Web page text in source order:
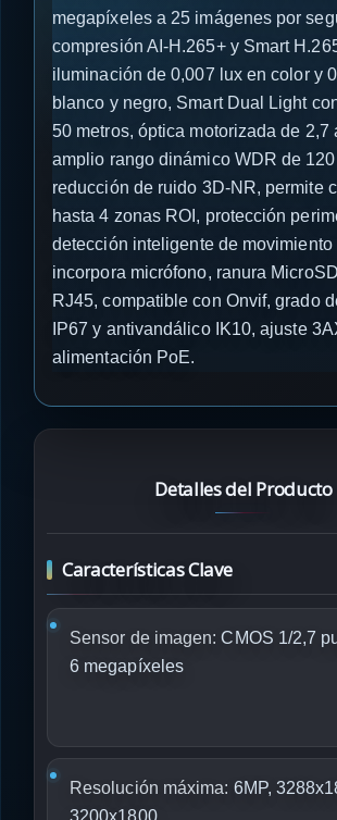
megapíxeles a 25 imágenes por
compresión AI-H.265+ y Smart
iluminación de 0,007 lux en color y
blanco y negro, Smart Dual Light
50 metros, óptica motorizada de 2,7
amplio rango dinámico WDR de
reducción de ruido 3D-NR, permite
hasta 4 zonas ROI, protección
detección inteligente de movimiento
incorpora micrófono, ranura
RJ45, compatible con Onvif, grado
IP67 y antivandálico IK10, ajuste
alimentación PoE.
Detalles del Producto
Características Clave
Sensor de imagen: CMOS 1/2,7
6 megapíxeles
Resolución máxima: 6MP,
3200x1800